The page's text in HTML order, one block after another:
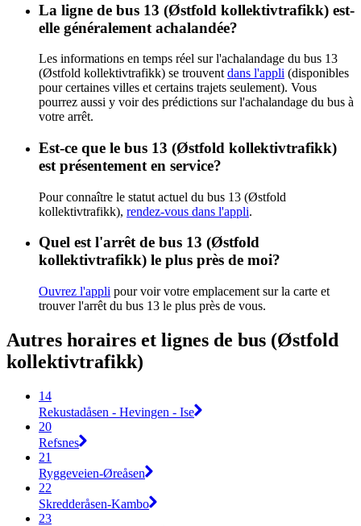
La ligne de bus 13 (Østfold kollektivtrafikk) est-
elle généralement achalandée?
Les informations en temps réel sur l'achalandage du bus 13
(Østfold kollektivtrafikk) se trouvent dans l'appli (disponibles
pour certaines villes et certains trajets seulement). Vous
pourrez aussi y voir des prédictions sur l'achalandage du bus à
votre arrêt.
Est-ce que le bus 13 (Østfold kollektivtrafikk)
est présentement en service?
Pour connaître le statut actuel du bus 13 (Østfold
kollektivtrafikk), rendez-vous dans l'appli.
Quel est l'arrêt de bus 13 (Østfold
kollektivtrafikk) le plus près de moi?
Ouvrez l'appli pour voir votre emplacement sur la carte et
trouver l'arrêt du bus 13 le plus près de vous.
Autres horaires et lignes de bus (Østfold
kollektivtrafikk)
14
Rekustadåsen - Hevingen - Ise
20
Refsnes
21
Ryggeveien-Øreåsen
22
Skredderåsen-Kambo
23